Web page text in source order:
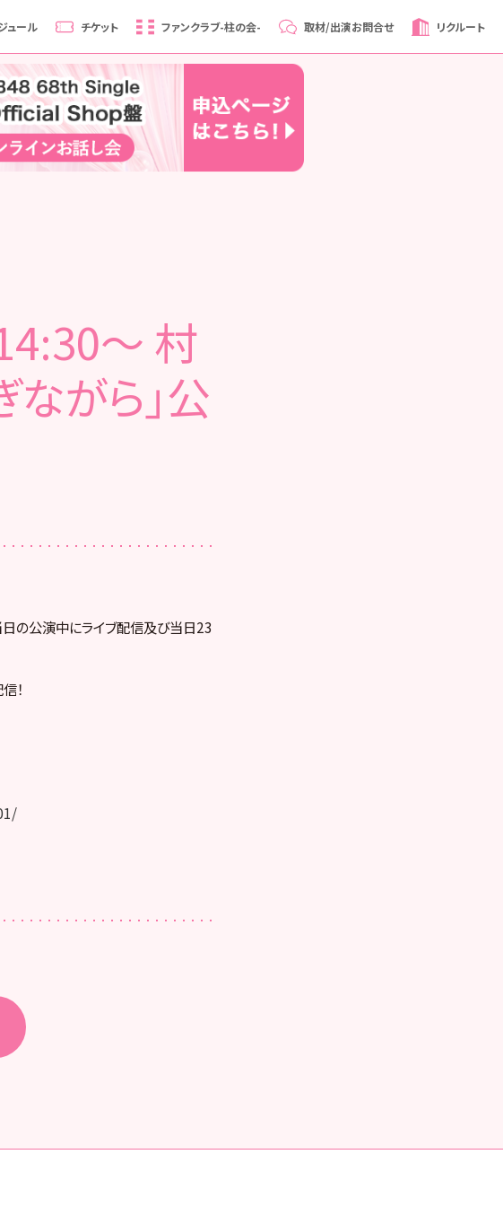
ュール チケット ファンクラブ-柱の会- 取材/出演お問合せ リクルート
～ 村
がら」公
の公演中にライブ配信及び当日23
！